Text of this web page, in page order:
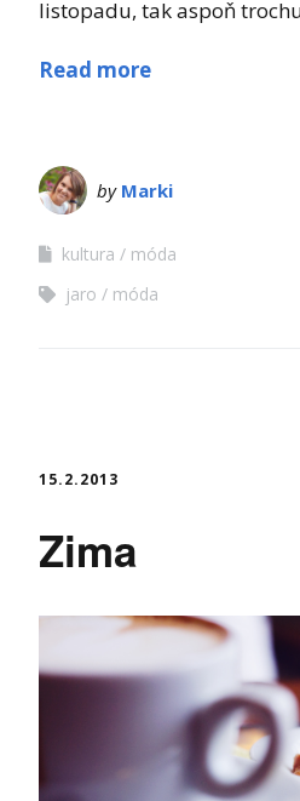
listopadu, tak aspoň
Read more
by Marki
kultura
móda
jaro
móda
15.2.2013
Zima